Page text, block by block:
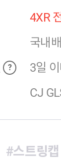
4XR
국내
?
3일
CJ
#스트링캡